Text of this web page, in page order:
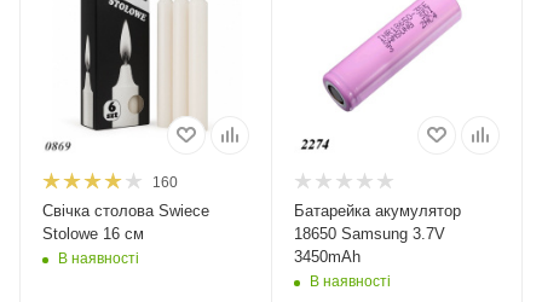
160
Свічка столова Swiece
Stolowe 16 см
В наявності
Батарейка акумулятор
18650 Samsung 3.7V
3450mAh
В наявності